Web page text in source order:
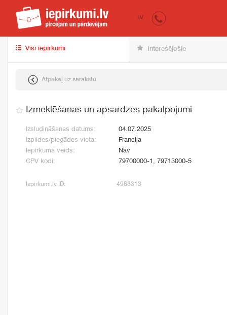
iepirkumi.lv
LV
Visi iepirkumi Interesējošie
Atpakaļ uz sarakstu
Izmeklēšanas un apsardzes pakalpojumi
Izsludināšanas datums:
04.07.2025
Izpildes/piegādes vieta:
Francija
Iepirkuma veids:
Nav
CPV kodi:
79700000-1, 79713000-5
Iepirkumi.lv ID: 4983313